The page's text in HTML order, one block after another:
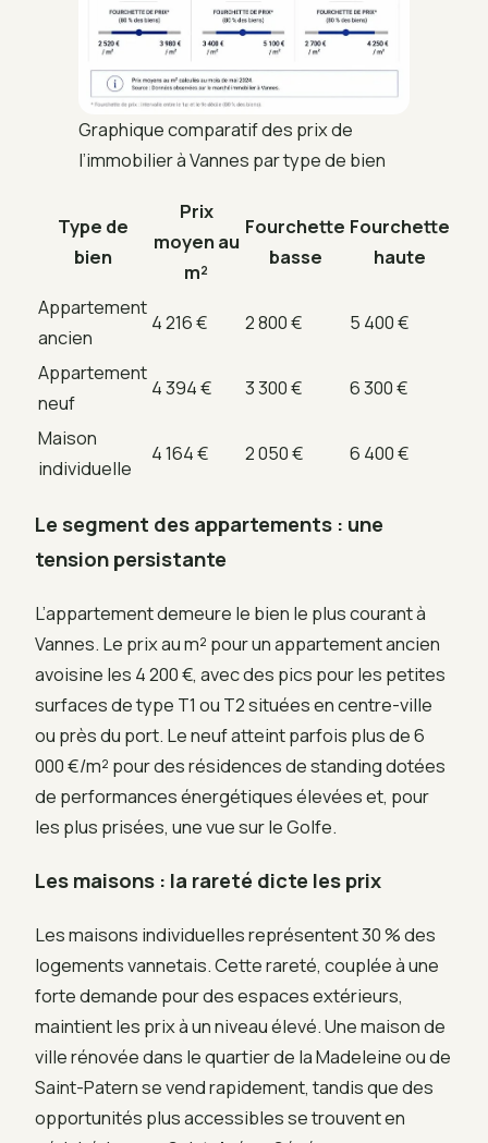
Graphique comparatif des prix de
l’immobilier à Vannes par type de bien
Type de
bien
Prix
moyen au
m²
Fourchette
basse
Fourchette
haute
Appartement
ancien
4 216 € 2 800 €
5 400 €
Appartement
neuf
4 394 € 3 300 €
6 300 €
Maison
individuelle
4 164 € 2 050 € 6 400 €
Le segment des appartements : une
tension persistante
L’appartement demeure le bien le plus courant à
Vannes. Le prix au m² pour un appartement ancien
avoisine les 4 200 €, avec des pics pour les petites
surfaces de type T1 ou T2 situées en centre-ville
ou près du port. Le neuf atteint parfois plus de 6
000 €/m² pour des résidences de standing dotées
de performances énergétiques élevées et, pour
les plus prisées, une vue sur le Golfe.
Les maisons : la rareté dicte les prix
Les maisons individuelles représentent 30 % des
logements vannetais. Cette rareté, couplée à une
forte demande pour des espaces extérieurs,
maintient les prix à un niveau élevé. Une maison de
ville rénovée dans le quartier de la Madeleine ou de
Saint-Patern se vend rapidement, tandis que des
opportunités plus accessibles se trouvent en